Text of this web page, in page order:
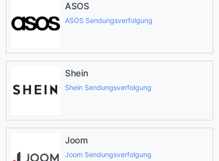
ASOS
ASOS Sendungsverfolgung
Shein
Shein Sendungsverfolgung
Joom
Joom Sendungsverfolgung